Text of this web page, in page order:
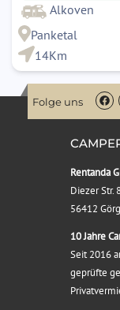
Alkoven
Panketal
14Km
Folge uns
Rentanda
Diezer Str.
56412
10 Jahre
Seit 2016
geprüfte